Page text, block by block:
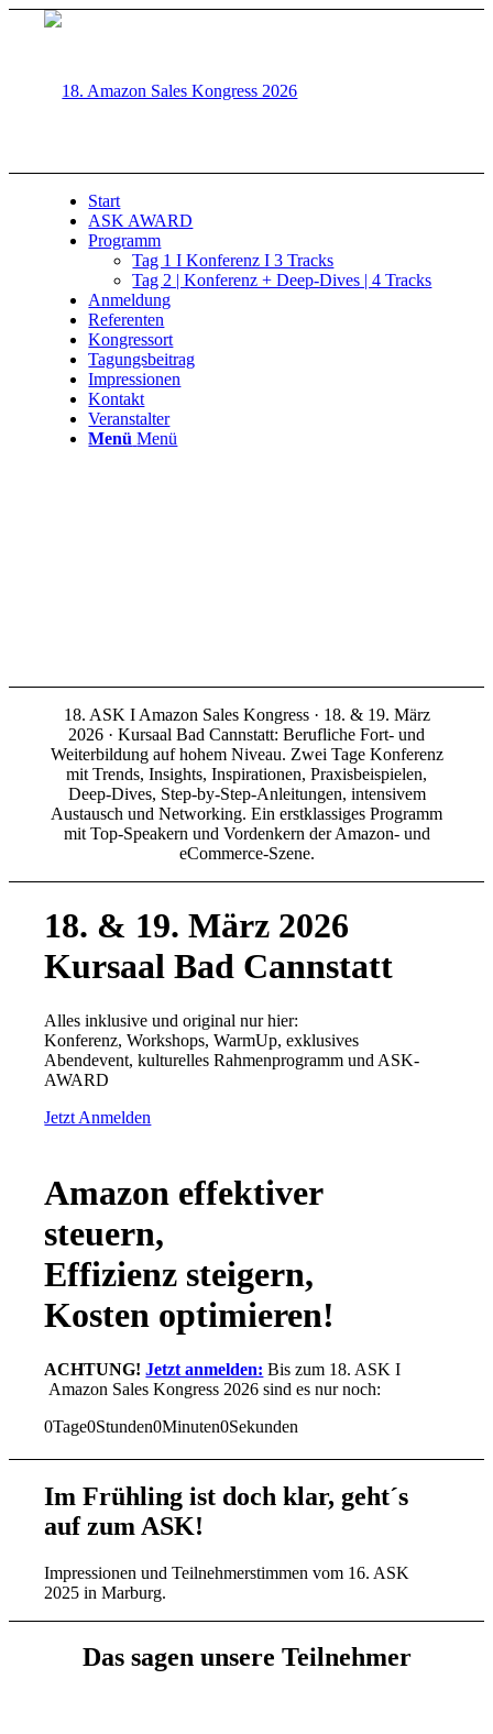
Start
ASK AWARD
Programm
Tag 1 I Konferenz I 3 Tracks
Tag 2 | Konferenz + Deep-Dives | 4 Tracks
Anmeldung
Referenten
Kongressort
Tagungsbeitrag
Impressionen
Kontakt
Veranstalter
Menü Menü
18. ASK I Amazon Sales Kongress · 18. & 19. März
2026 · Kursaal Bad Cannstatt: Berufliche Fort- und
Weiterbildung auf hohem Niveau. Zwei Tage Konferenz
mit Trends, Insights, Inspirationen, Praxisbeispielen,
Deep-Dives, Step-by-Step-Anleitungen, intensivem
Austausch und Networking. Ein erstklassiges Programm
mit Top-Speakern und Vordenkern der Amazon- und
eCommerce-Szene.
18. & 19. März 2026
Kursaal Bad Cannstatt
Alles inklusive und original nur hier:
Konferenz, Workshops, WarmUp, exklusives
Abendevent, kulturelles Rahmenprogramm und ASK-
AWARD
Jetzt Anmelden
Amazon effektiver
steuern,
Effizienz steigern,
Kosten optimieren!
ACHTUNG!Jetzt anmelden: Bis zum 18. ASK I
Amazon Sales Kongress 2026 sind es nur noch:
0Tage0Stunden0Minuten0Sekunden
Im Frühling ist doch klar, geht´s
auf zum ASK!
Impressionen und Teilnehmerstimmen vom 16. ASK
2025 in Marburg.
Das sagen unsere Teilnehmer